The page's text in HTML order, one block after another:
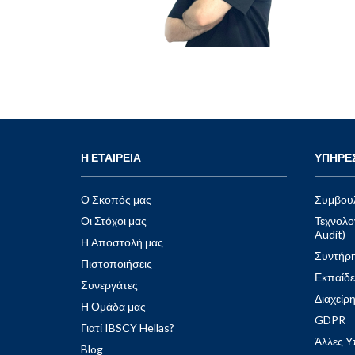
Visit Website
των πελατών παραμένει σε άριστη κατάσταση
και τη διαχείριση των παραδόσεων
εξοπλισμού. Ο Στάθης συμμετέχει επίσης στην
Η ΕΤΑΙΡΕΙΑ
Ο Σκοπός μας
Οι Στόχοι μας
Η Αποστολή μας
Πιστοποιήσεις
Συνεργάτες
Η Ομάδα μας
Γιατί IBSCY Hellas?
Blog
Audit)
GDPR
Άλλες